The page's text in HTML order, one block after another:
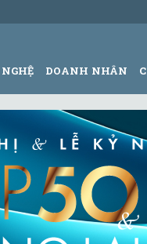
DOANH NHÂN